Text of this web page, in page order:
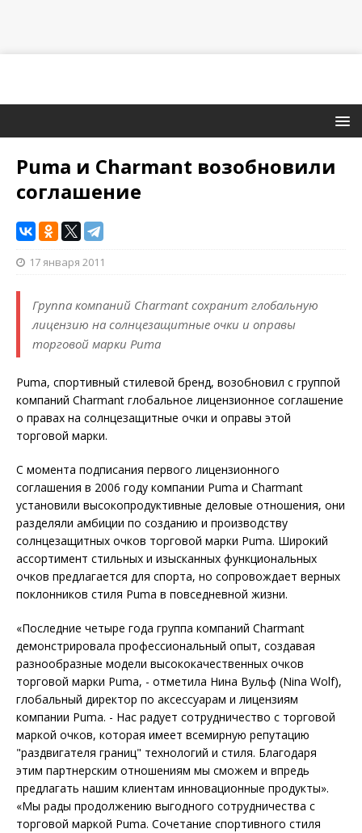
Puma и Charmant возобновили
соглашение
17 января 2011
Группа компаний Charmant сохранит глобальную
лицензию на солнцезащитные очки и оправы
торговой марки Puma
Puma, спортивный стилевой бренд, возобновил с группой
компаний Charmant глобальное лицензионное соглашение
о правах на солнцезащитные очки и оправы этой
торговой марки.
С момента подписания первого лицензионного
соглашения в 2006 году компании Puma и Charmant
установили высокопродуктивные деловые отношения, они
разделяли амбиции по созданию и производству
солнцезащитных очков торговой марки Puma. Широкий
ассортимент стильных и изысканных функциональных
очков предлагается для спорта, но сопровождает верных
поклонников стиля Puma в повседневной жизни.
«Последние четыре года группа компаний Charmant
демонстрировала профессиональный опыт, создавая
разнообразные модели высококачественных очков
торговой марки Puma, - отметила Нина Вульф (Nina Wolf),
глобальный директор по аксессуарам и лицензиям
компании Puma. - Нас радует сотрудничество с торговой
маркой очков, которая имеет всемирную репутацию
"раздвигателя границ" технологий и стиля. Благодаря
этим партнерским отношениям мы сможем и впредь
предлагать нашим клиентам инновационные продукты».
«Мы рады продолжению выгодного сотрудничества с
торговой маркой Puma. Сочетание спортивного стиля